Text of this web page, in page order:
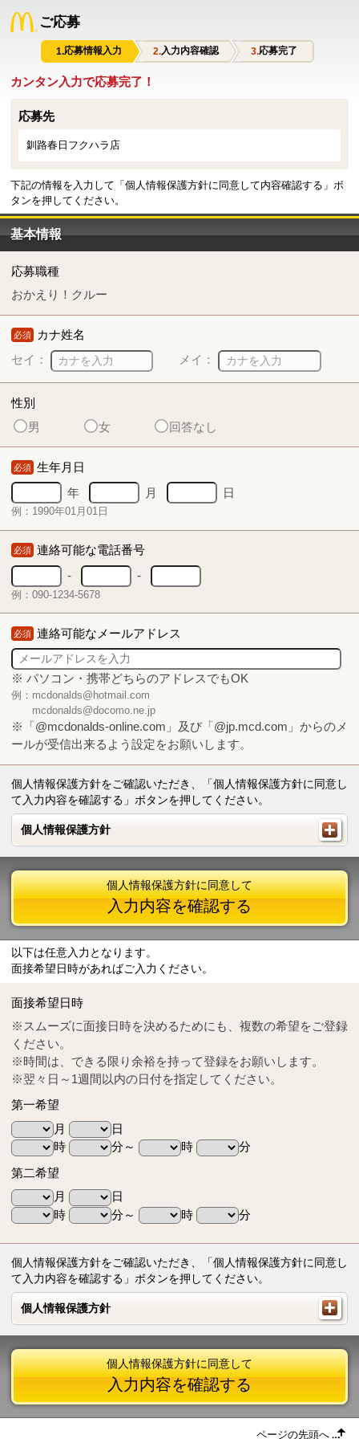
ご応募
応募情報入力 入力内容確認 応募完了
カンタン入力で応募完了！
応募先
釧路春日フクハラ店
下記の情報を入力して「個人情報保護方針に同意して内容確認する」ボ
タンを押してください。
基本情報
応募職種
おかえり！クルー
必須 カナ姓名
セイ：
メイ：
性別
男
女 回答なし
必須 生年月日
年
月 日
例：1990年01月01日
必須 連絡可能な電話番号
-
-
例：090-1234-5678
必須 連絡可能なメールアドレス
※ パソコン・携帯どちらのアドレスでもOK
例：mcdonalds@hotmail.com
mcdonalds@docomo.ne.jp
※「@mcdonalds-online.com」及び「@jp.mcd.com」からのメ
ールが受信出来るよう設定をお願いします。
個人情報保護方針をご確認いただき、「個人情報保護方針に同意し
て入力内容を確認する」ボタンを押してください。
個人情報保護方針
個人情報保護方針
Tel
0570-55-0314
個人情報保護方針に同意して
入力内容を確認する
以下は任意入力となります。
面接希望日時があればご入力ください。
面接希望日時
※スムーズに面接日時を決めるためにも、複数の希望をご登録
ください。
※時間は、できる限り余裕を持って登録をお願いします。
※翌々日～1週間以内の日付を指定してください。
第一希望
月
日
時
分～ 時
分
第二希望
月
日
時
分～ 時 分
個人情報保護方針をご確認いただき、「個人情報保護方針に同意し
て入力内容を確認する」ボタンを押してください。
個人情報保護方針
個人情報保護方針
個人情報保護方針に同意して
入力内容を確認する
ページの先頭へ